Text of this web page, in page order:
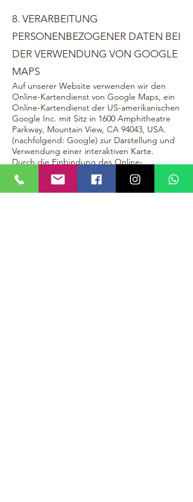
8. VERARBEITUNG
PERSONENBEZOGENER DATEN BEI
DER VERWENDUNG VON GOOGLE
MAPS
Auf unserer Website verwenden wir den
Online-Kartendienst von Google Maps, ein
Online-Kartendienst der US-amerikanischen
Google Inc. mit Sitz in 1600 Amphitheatre
Parkway, Mountain View, CA 94043, USA.
(nachfolgend: Google) zur Darstellung und
Verwendung einer interaktiven Karte.
Durch die Einbindung des Online-
Kartendienstes von Google Maps ist es
möglich auf unserer Website eine
Routenplanung für die Anreise zu unserem